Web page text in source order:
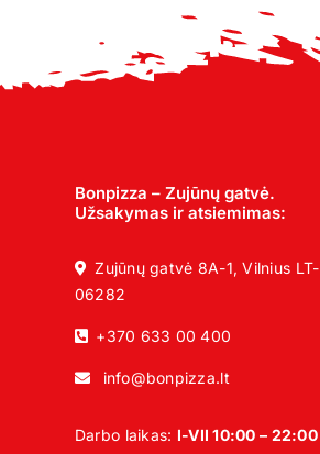
Bonpizza – Zujūnų gatvė.
Užsakymas ir atsiemimas:
Zujūnų gatvė 8A-1, Vilnius LT-
06282
+370 633 00 400
info@bonpizza.lt
Darbo laikas: I-VII 10:00 – 22:00